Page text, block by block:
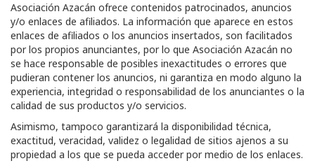
Asociación Azacán ofrece contenidos patrocinados, anuncios
y/o enlaces de afiliados. La información que aparece en estos
enlaces de afiliados o los anuncios insertados, son facilitados
por los propios anunciantes, por lo que Asociación Azacán no
se hace responsable de posibles inexactitudes o errores que
pudieran contener los anuncios, ni garantiza en modo alguno la
experiencia, integridad o responsabilidad de los anunciantes o la
calidad de sus productos y/o servicios.
Asimismo, tampoco garantizará la disponibilidad técnica,
exactitud, veracidad, validez o legalidad de sitios ajenos a su
propiedad a los que se pueda acceder por medio de los enlaces.